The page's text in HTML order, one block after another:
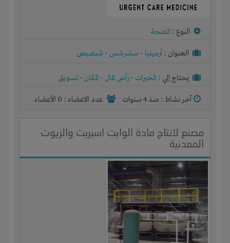
النوع : الصحة
العنوان : أرمينيا - سشرشس - شبصبص
يحتاج إلي : الخبرات - رأس المال - المكان - تسويق
آخر نشاط : منذ 4 سنوات عدد الاعضاء : 0 الأعضاء
مصنع لانتاج مادة الوايت اسبريت والزيوت
المعدنية